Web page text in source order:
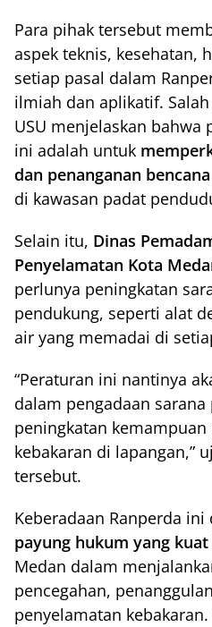
Para pihak tersebut
aspek teknis, kesehatan,
setiap pasal dalam
ilmiah dan aplikatif.
USU menjelaskan bahwa
ini adalah untuk
dan penanganan
di kawasan padat
Selain itu, Dinas
Penyelamatan Kota
perlunya peningkatan
pendukung, seperti alat
air yang memadai di
“Peraturan ini nantinya
dalam pengadaan sarana
peningkatan
kebakaran di lapangan,”
tersebut.
Keberadaan Ranperda
payung hukum yang kuat
Medan dalam
pencegahan,
penyelamatan